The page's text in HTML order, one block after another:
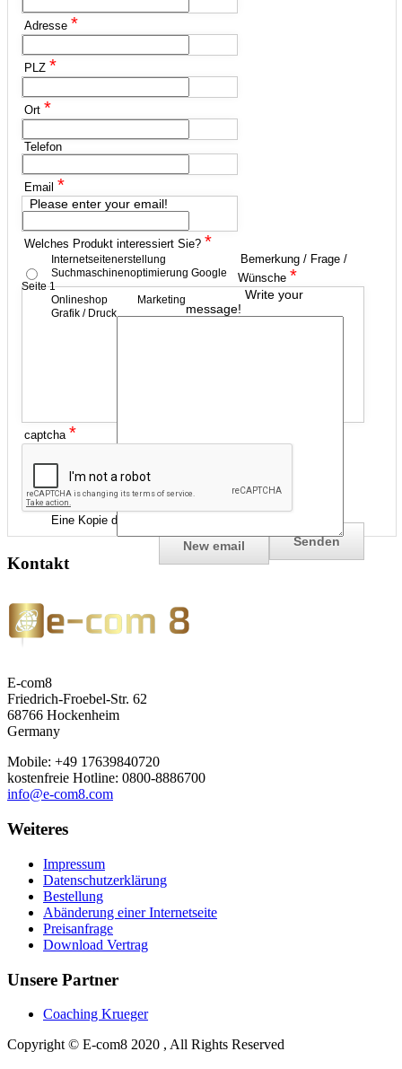
Adresse *
PLZ *
Ort *
Telefon
Email *
Please enter your email!
Welches Produkt interessiert Sie? *
Internetseitenerstellung
Suchmaschinenoptimierung Google
Seite 1
Onlineshop
Marketing
Grafik / Druck
Bemerkung / Frage /
Wünsche *
Write your
message!
captcha *
Eine Kopie der Anfrage an mich senden
Kontakt
E-com8
Friedrich-Froebel-Str. 62
68766 Hockenheim
Germany
Mobile: +49 17639840720
kostenfreie Hotline: 0800-8886700
info@e-com8.com
Weiteres
Impressum
Datenschutzerklärung
Bestellung
Abänderung einer Internetseite
Preisanfrage
Download Vertrag
Unsere Partner
Coaching Krueger
Copyright © E-com8 2020 , All Rights Reserved